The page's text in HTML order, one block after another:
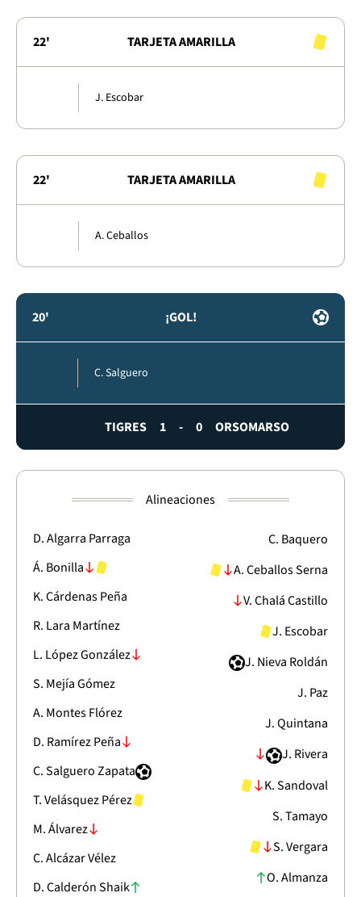
22' TARJETA AMARILLA
J. Escobar
22' TARJETA AMARILLA
A. Ceballos
20' ¡GOL!
C. Salguero
TIGRES 1 - 0 ORSOMARSO
Alineaciones
D. Algarra Parraga
Á. Bonilla
K. Cárdenas Peña
R. Lara Martínez
L. López González
S. Mejía Gómez
A. Montes Flórez
D. Ramírez Peña
C. Salguero Zapata
T. Velásquez Pérez
M. Álvarez
C. Alcázar Vélez
D. Calderón Shaik
C. Baquero
A. Ceballos Serna
V. Chalá Castillo
J. Escobar
J. Nieva Roldán
J. Paz
J. Quintana
J. Rivera
K. Sandoval
S. Tamayo
S. Vergara
O. Almanza